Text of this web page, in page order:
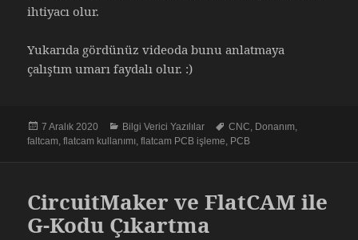
ihtiyacı olur.
Yukarıda gördünüz videoda bunu anlatmaya
çalıştım umarı faydalı olur. :)
Yayın
tarihi
7 Aralık 2020 Kategoriler
Bilgi Verici Yazılılar Etiketler
CNC, Donanım,
faltcam,flatcam kullanımı,flatcam PCB işleme, PCB
CircuitMaker ve FlatCAM ile
G-Kodu Çıkartma